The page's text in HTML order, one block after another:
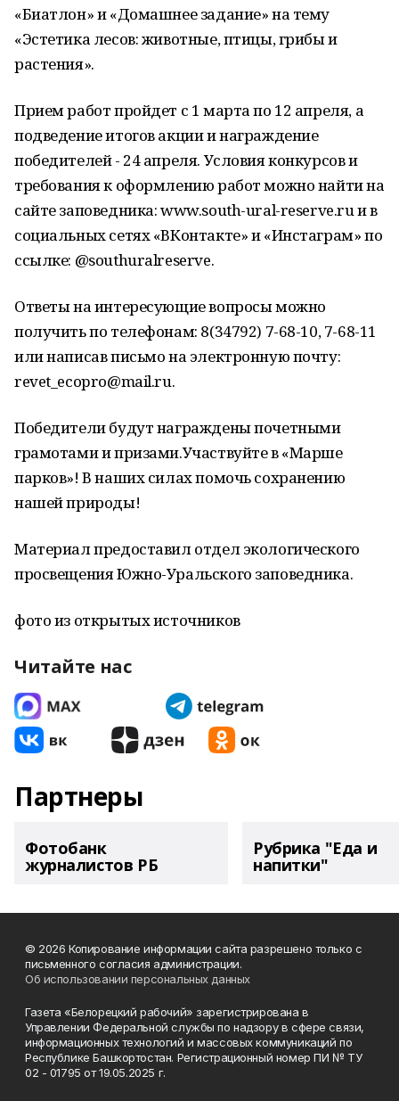
«Биатлон» и «Домашнее задание» на тему
«Эстетика лесов: животные, птицы, грибы и
растения».
Прием работ пройдет с 1 марта по 12 апреля, а
подведение итогов акции и награждение
победителей - 24 апреля. Условия конкурсов и
требования к оформлению работ можно найти на
сайте заповедника: www.south-ural-reserve.ru и в
социальных сетях «ВКонтакте» и «Инстаграм» по
ссылке: @southuralreserve.
Ответы на интересующие вопросы можно
получить по телефонам: 8(34792) 7-68-10, 7-68-11
или написав письмо на электронную почту:
revet_ecopro@mail.ru.
Победители будут награждены почетными
грамотами и призами.Участвуйте в «Марше
парков»! В наших силах помочь сохранению
нашей природы!
Материал предоставил отдел экологического
просвещения Южно-Уральского заповедника.
фото из открытых источников
Читайте нас
Партнеры
Фотобанк
журналистов РБ
Рубрика "Еда и
напитки"
© 2026 Копирование информации сайта разрешено только с
письменного согласия администрации.
Об использовании персональных данных
Газета «Белорецкий рабочий» зарегистрирована в
Управлении Федеральной службы по надзору в сфере связи,
информационных технологий и массовых коммуникаций по
Республике Башкортостан. Регистрационный номер ПИ № ТУ
02 - 01795 от 19.05.2025 г.